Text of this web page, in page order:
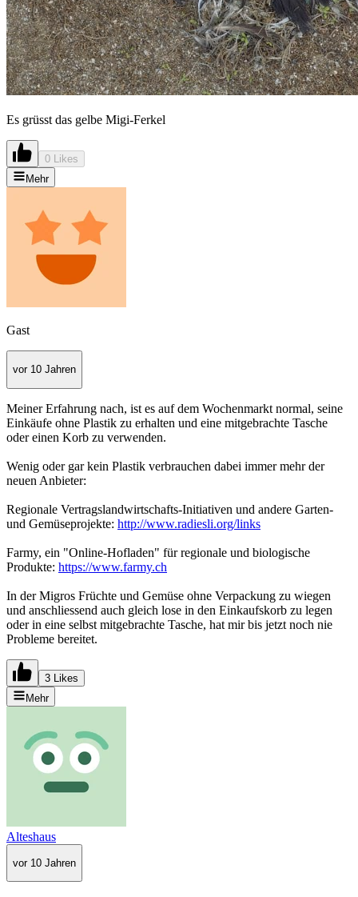
Es grüsst das gelbe Migi-Ferkel
0 Likes
Mehr
Gast
vor 10 Jahren
Meiner Erfahrung nach, ist es auf dem Wochenmarkt normal, seine
Einkäufe ohne Plastik zu erhalten und eine mitgebrachte Tasche
oder einen Korb zu verwenden.
Wenig oder gar kein Plastik verbrauchen dabei immer mehr der
neuen Anbieter:
Regionale Vertragslandwirtschafts-Initiativen und andere Garten-
und Gemüseprojekte: http://www.radiesli.org/links
Farmy, ein "Online-Hofladen" für regionale und biologische
Produkte: https://www.farmy.ch
In der Migros Früchte und Gemüse ohne Verpackung zu wiegen
und anschliessend auch gleich lose in den Einkaufskorb zu legen
oder in eine selbst mitgebrachte Tasche, hat mir bis jetzt noch nie
Probleme bereitet.
3 Likes
Mehr
Alteshaus
vor 10 Jahren